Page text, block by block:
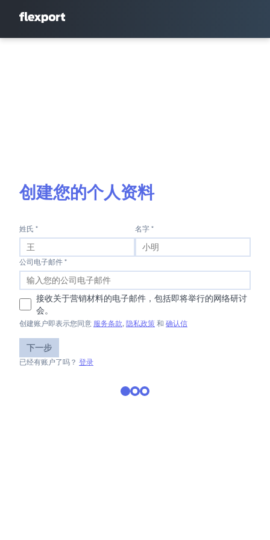
创建您的个人资料
姓氏 * 名字 *
公司电子邮件 *
接收关于营销材料的电子邮件，包括即将举行的网络研讨
会。
创建账户即表示您同意 服务条款, 隐私政策 和 确认信
下一步
已经有账户了吗？ 登录